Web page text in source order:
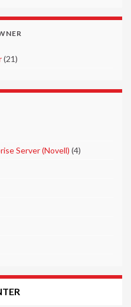
(21)
Server (Novell) (4)